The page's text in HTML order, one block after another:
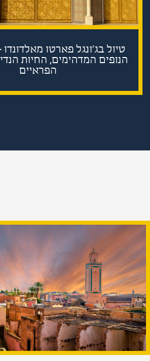
טיול בג'ונגל פארטו מאלדונדו
הנופים המדהימים, החיות
הפראיים